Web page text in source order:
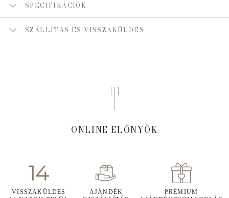
SPECIFIKÁCIÓK
SZÁLLÍTÁS ÉS VISSZAKÜLDÉS
ONLINE ELŐNYÖK
VISSZAKÜLDÉS
AJÁNDÉK
PRÉMIUM